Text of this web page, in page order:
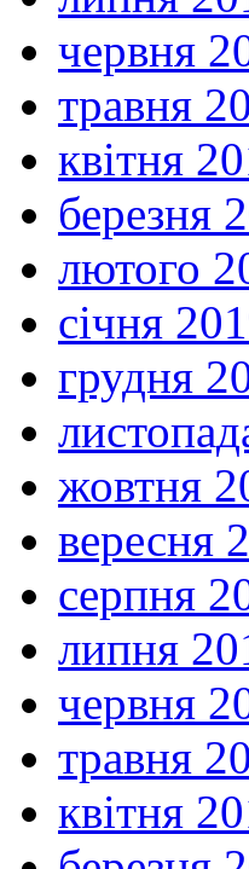
червня
травня
квітня
березня
лютого
січня
грудня
жовтня
вересня
серпня
липня
червня
травня
квітня